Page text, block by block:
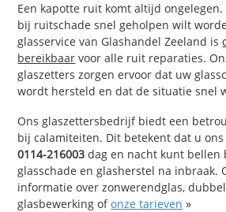
Een kapotte ruit komt altijd
bij ruitschade snel geholpen wilt
glasservice van Glashandel Zeeland is
bereikbaar voor alle ruit reparaties.
glaszetters zorgen ervoor dat uw
wordt hersteld en dat de situatie snel
Ons glaszettersbedrijf biedt een
bij calamiteiten. Dit betekent dat u
0114-216003 dag en nacht kunt bellen
glasschade en glasherstel na inbraak.
informatie over zonwerendglas,
glasbewerking ofonze tarieven »